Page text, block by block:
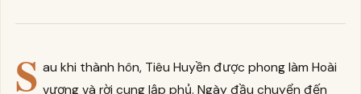
S au khi thành hôn, Tiêu Huyền được phong làm Hoài
vương và rời cung lập phủ. Ngày đầu chuyển đến